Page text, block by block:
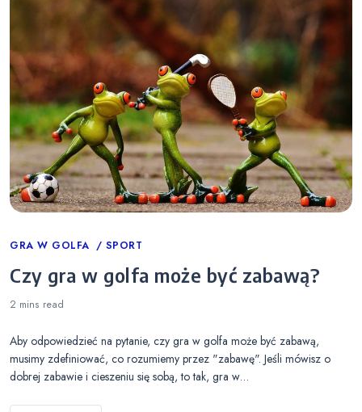
Categories
GRA W GOLFA SPORT
Czy gra w golfa może być zabawą?
2 mins read
Aby odpowiedzieć na pytanie, czy gra w golfa może być zabawą,
musimy zdefiniować, co rozumiemy przez "zabawę". Jeśli mówisz o
dobrej zabawie i cieszeniu się sobą, to tak, gra w…